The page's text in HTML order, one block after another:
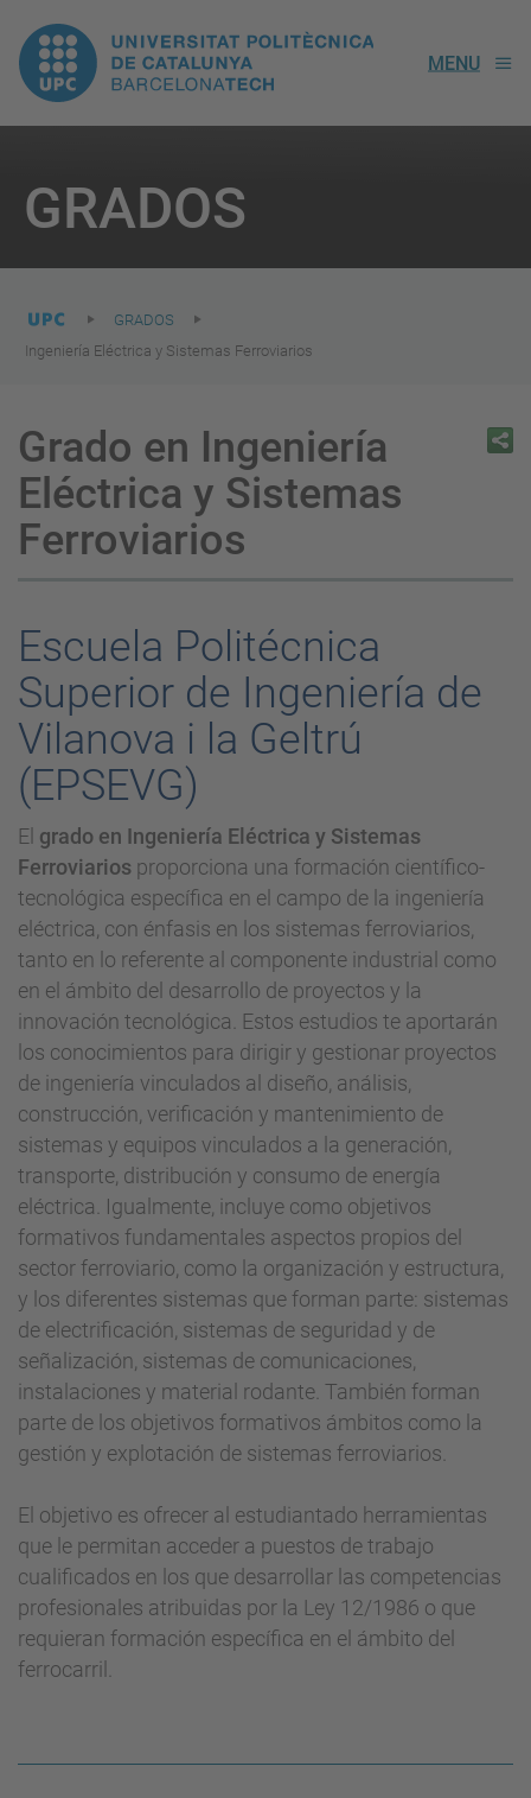
UPC.
Universitat
Politècnica
de
Catalunya
MENU
GRADOS
are
here:
GRADOS
Ingeniería Eléctrica y Sistemas Ferroviarios
Grado en Ingeniería
Eléctrica y Sistemas
Ferroviarios
Escuela Politécnica
Superior de Ingeniería de
Vilanova i la Geltrú
(EPSEVG)
El grado en Ingeniería Eléctrica y Sistemas
Ferroviarios proporciona una formación científico-
tecnológica específica en el campo de la ingeniería
eléctrica, con énfasis en los sistemas ferroviarios,
tanto en lo referente al componente industrial como
en el ámbito del desarrollo de proyectos y la
innovación tecnológica. Estos estudios te aportarán
los conocimientos para dirigir y gestionar proyectos
de ingeniería vinculados al diseño, análisis,
construcción, verificación y mantenimiento de
sistemas y equipos vinculados a la generación,
transporte, distribución y consumo de energía
eléctrica. Igualmente, incluye como objetivos
formativos fundamentales aspectos propios del
sector ferroviario, como la organización y estructura,
y los diferentes sistemas que forman parte: sistemas
de electrificación, sistemas de seguridad y de
señalización, sistemas de comunicaciones,
instalaciones y material rodante. También forman
parte de los objetivos formativos ámbitos como la
gestión y explotación de sistemas ferroviarios.
El objetivo es ofrecer al estudiantado herramientas
que le permitan acceder a puestos de trabajo
cualificados en los que desarrollar las competencias
profesionales atribuidas por la Ley 12/1986 o que
requieran formación específica en el ámbito del
ferrocarril.